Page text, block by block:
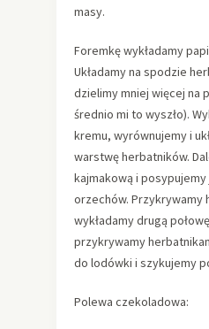
masy.
Foremkę wykładamy
Układamy na spodzie
dzielimy mniej więcej na
średnio mi to wyszło).
kremu, wyrównujemy i
warstwę herbatników.
kajmakową i posypujemy
orzechów. Przykrywamy
wykładamy drugą
przykrywamy
do lodówki i szykujemy
Polewa czekoladowa: